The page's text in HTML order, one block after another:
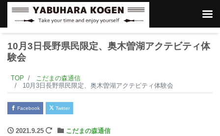
10月3日長野県民限定、奥木曽湖アクテビティ体
験会
TOP
こだまの森通信
10月3日長野県民限定、奥木曽湖アクテビティ体験会
Facebook Twitter
2021.9.25 こだまの森通信